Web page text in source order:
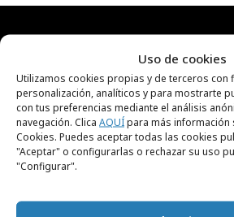
Uso de cookies
Utilizamos cookies propias y de terceros con
personalización, analíticos y para mostrarte
con tus preferencias mediante el análisis
navegación. Clica AQUÍpara más información
Cookies. Puedes aceptar todas las cookies
"Aceptar" o configurarlas o rechazar su uso
"Configurar".
RECIBE
NEWSLETTER
Suscríbete gratis a nuestra
recibir cada día el contenido